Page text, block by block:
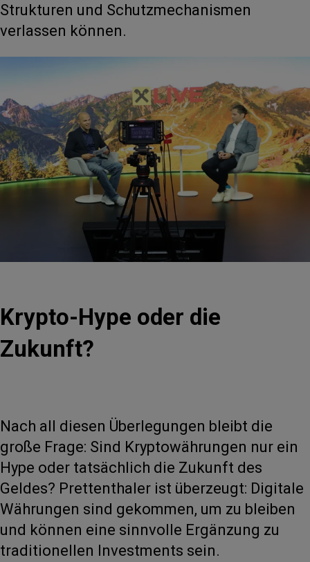
Strukturen und Schutzmechanismen
verlassen können.
Krypto-Hype oder die
Zukunft?
Nach all diesen Überlegungen bleibt die
große Frage: Sind Kryptowährungen nur ein
Hype oder tatsächlich die Zukunft des
Geldes? Prettenthaler ist überzeugt: Digitale
Währungen sind gekommen, um zu bleiben
und können eine sinnvolle Ergänzung zu
traditionellen Investments sein.